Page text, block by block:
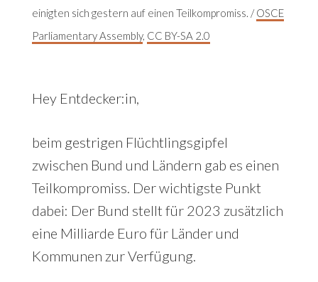
einigten sich gestern auf einen Teilkompromiss. /OSCE
Parliamentary Assembly, CC BY-SA 2.0
Hey Entdecker:in,
beim gestrigen Flüchtlingsgipfel
zwischen Bund und Ländern gab es einen
Teilkompromiss. Der wichtigste Punkt
dabei: Der Bund stellt für 2023 zusätzlich
eine Milliarde Euro für Länder und
Kommunen zur Verfügung.